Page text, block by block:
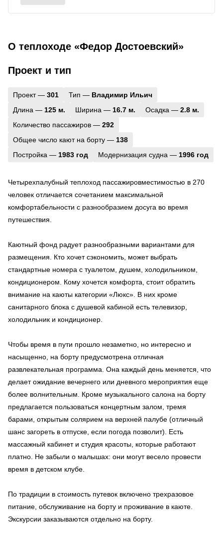
О теплоходе «Федор Достоевский»
Проект и тип
Проект — 301 Тип — Владимир Ильич
Длина — 125 м. Ширина — 16.7 м. Осадка — 2.8 м.
Количество пассажиров — 292
Общее число кают на борту — 138
Постройка — 1983 год Модернизация судна — 1996 год
Четырехпалубный теплоход пассажировместимостью в 270
человек отличается сочетанием максимальной
комфортабельности с разнообразием досуга во время
путешествия.
Каютный фонд радует разнообразными вариантами для
размещения. Кто хочет сэкономить, может выбрать
стандартные номера с туалетом, душем, холодильником,
кондиционером. Кому хочется комфорта, стоит обратить
внимание на каюты категории «Люкс». В них кроме
санитарного блока с душевой кабиной есть телевизор,
холодильник и кондиционер.
Чтобы время в пути прошло незаметно, но интересно и
насыщенно, на борту предусмотрена отличная
развлекательная программа. Она каждый день меняется, что
делает ожидание вечернего или дневного мероприятия еще
более волнительным. Кроме музыкального салона на борту
предлагается пользоваться концертным залом, тремя
барами, открытым солярием на верхней палубе (отличный
шанс загореть в отпуске, если погода позволит). Есть
массажный кабинет и студия красоты, которые работают
платно. Не забыли о малышах: они могут весело провести
время в детском клубе.
По традиции в стоимость путевок включено трехразовое
питание, обслуживание на борту и проживание в каюте.
Экскурсии заказываются отдельно на борту.